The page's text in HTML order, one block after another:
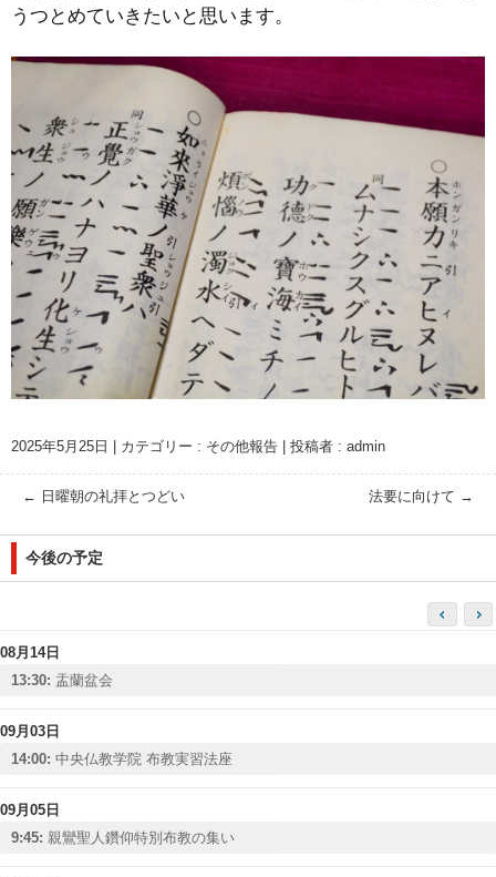
うつとめていきたいと思います。
2025年5月25日 カテゴリー : その他報告 投稿者 : admin
← 日曜朝の礼拝とつどい 法要に向けて →
今後の予定
08月14日
13:30: 盂蘭盆会
09月03日
14:00: 中央仏教学院 布教実習法座
09月05日
9:45: 親鸞聖人鑽仰特別布教の集い